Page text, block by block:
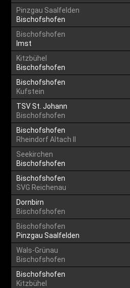
Pinzgau Saalfelden
Bischofshofen
Bischofshofen
Imst
Kitzbühel
Bischofshofen
Bischofshofen
Kufstein
TSV St. Johann
Bischofshofen
Bischofshofen
Rheindorf Altach II
Seekirchen
Bischofshofen
Bischofshofen
SVG Reichenau
Dornbirn
Bischofshofen
Bischofshofen
Pinzgau Saalfelden
Wals-Grünau
Bischofshofen
Bischofshofen
Kitzbühel